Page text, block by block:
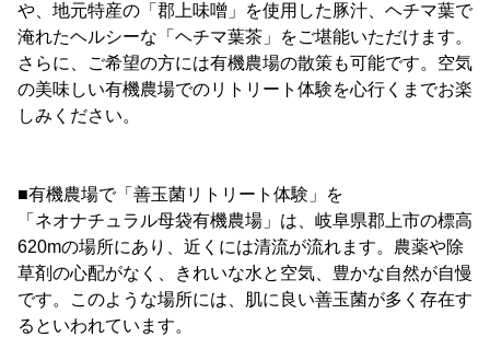
や、地元特産の「郡上味噌」を使用した豚汁、ヘチマ葉で
淹れたヘルシーな「ヘチマ葉茶」をご堪能いただけます。
さらに、ご希望の方には有機農場の散策も可能です。空気
の美味しい有機農場でのリトリート体験を心行くまでお楽
しみください。
■有機農場で「善玉菌リトリート体験」を
「ネオナチュラル母袋有機農場」は、岐阜県郡上市の標高
620mの場所にあり、近くには清流が流れます。農薬や除
草剤の心配がなく、きれいな水と空気、豊かな自然が自慢
です。このような場所には、肌に良い善玉菌が多く存在す
るといわれています。